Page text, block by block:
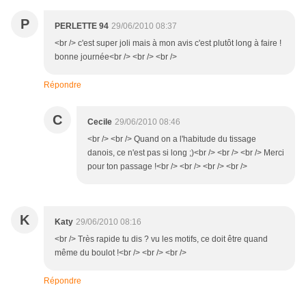
P PERLETTE 94 29/06/2010 08:37
<br /> c'est super joli mais à mon avis c'est plutôt long à faire !
bonne journée<br /> <br /> <br />
Répondre
C Cecile 29/06/2010 08:46
<br /> <br /> Quand on a l'habitude du tissage
danois, ce n'est pas si long ;)<br /> <br /> <br /> Merci
pour ton passage !<br /> <br /> <br /> <br />
K Katy 29/06/2010 08:16
<br /> Très rapide tu dis ? vu les motifs, ce doit être quand
même du boulot !<br /> <br /> <br />
Répondre